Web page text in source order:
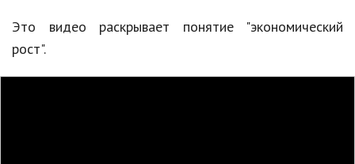
Это видео раскрывает понятие "экономический
рост".